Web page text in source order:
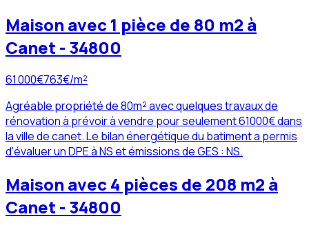
Maison avec 1 pièce de 80 m2 à
Canet - 34800
61 000€763€/m²
Agréable propriété de 80m² avec quelques travaux de
rénovation à prévoir à vendre pour seulement 61000€ dans
la ville de canet. Le bilan énergétique du batiment a permis
d'évaluer un DPE à NS et émissions de GES : NS.
Maison avec 4 pièces de 208 m2 à
Canet - 34800